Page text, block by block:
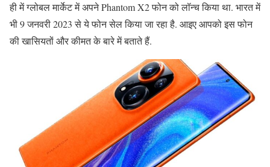
ही में ग्लोबल मार्केट में अपने Phantom X2 फोन को लॉन्च किया था. भारत में
भी 9 जनवरी 2023 से ये फोन सेल किया जा रहा है. आइए आपको इस फोन
की खासियतों और कीमत के बारे में बताते हैं.